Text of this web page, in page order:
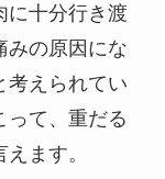
に十分行き渡
みの原因にな
考えられてい
って、重だる
ます。